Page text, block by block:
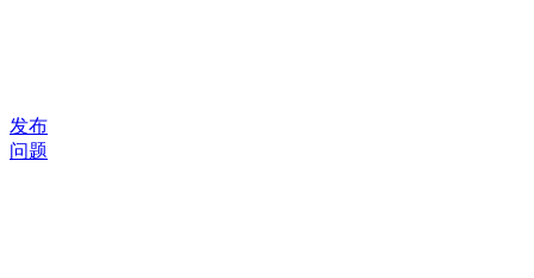
发布
问题